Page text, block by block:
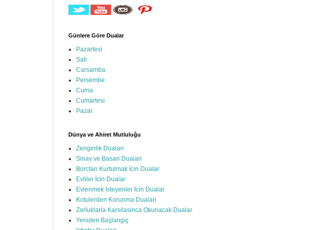
Günlere Göre Dualar
Pazartesi
Sali
Carsamba
Persembe
Cuma
Cumartesi
Pazar
Dünya ve Ahiret Mutluluğu
Zenginlik Dualari
Sinav ve Basari Dualari
Borctan Kurtulmak İcin Dualar
Evliler İcin Dualar
Evlenmek İsteyenler İcin Dualar
Kotulerden Korunma Dualari
Zorluklarla Karsilasinca Okunacak Dualar
Yeniden Başlangıç